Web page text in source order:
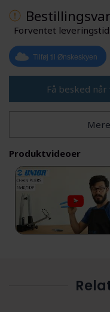
Forventet
Tilføj til Ønskeskyen
Få besked
Produktvideoer